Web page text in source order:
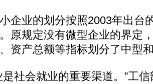
业的划分按照2003年出台
原规定没有微型企业的界定
资产总额等指标划分了中型
会就业的重要渠道。”工信